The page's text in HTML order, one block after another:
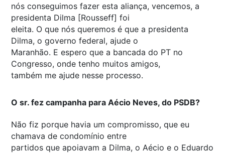
nós conseguimos fazer esta aliança, vencemos, a
presidenta Dilma [Rousseff] foi
eleita. O que nós queremos é que a presidenta
Dilma, o governo federal, ajude o
Maranhão. E espero que a bancada do PT no
Congresso, onde tenho muitos amigos,
também me ajude nesse processo.
O sr. fez campanha para Aécio Neves, do PSDB?
Não fiz porque havia um compromisso, que eu
chamava de condomínio entre
partidos que apoiavam a Dilma, o Aécio e o Eduardo